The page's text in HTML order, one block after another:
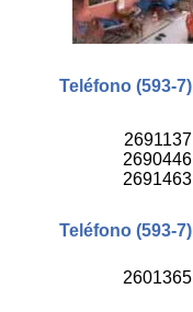
Teléfono (593-7)
2691137
2690446
2691463
2601365
Teléfono (593-7)